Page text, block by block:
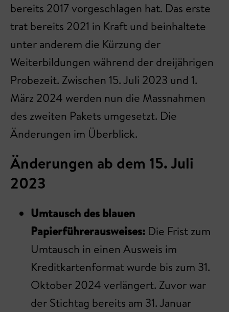
bereits 2017 vorgeschlagen hat. Das erste
trat bereits 2021 in Kraft und beinhaltete
unter anderem die Kürzung der
Weiterbildungen während der dreijährigen
Probezeit. Zwischen 15. Juli 2023 und 1.
März 2024 werden nun die Massnahmen
des zweiten Pakets umgesetzt. Die
Änderungen im Überblick.
Änderungen ab dem 15. Juli
2023
Umtausch des blauen
Papierführerausweises: Die Frist zum
Umtausch in einen Ausweis im
Kreditkartenformat wurde bis zum 31.
Oktober 2024 verlängert. Zuvor war
der Stichtag bereits am 31. Januar